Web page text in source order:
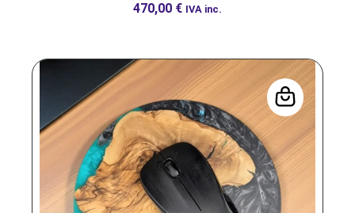
470,00 € IVA inc.